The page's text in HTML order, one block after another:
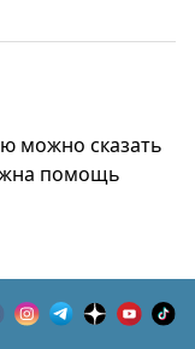
можно сказать
помощь